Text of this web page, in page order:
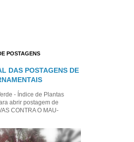
POSTAGENS
DAS POSTAGENS DE
- Índice de Plantas
abrir postagem de
CONTRA O MAU-